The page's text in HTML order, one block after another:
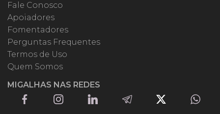
Fale Conosco
Apoiadores
Fomentadores
Perguntas Frequentes
Termos de Uso
Quem Somos
MIGALHAS NAS REDES